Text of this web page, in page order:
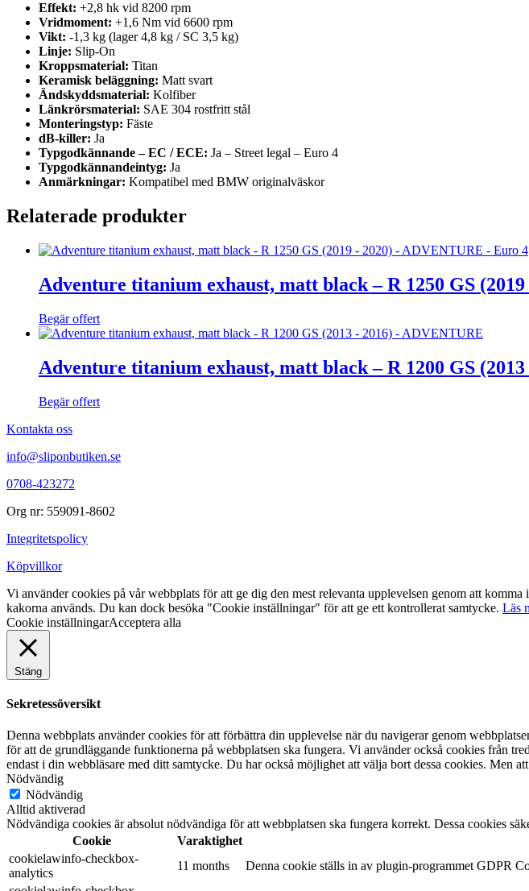
Effekt: +2,8 hk vid 8200 rpm
Vridmoment: +1,6 Nm vid 6600 rpm
Vikt: -1,3 kg (lager 4,8 kg / SC 3,5 kg)
Linje: Slip-On
Kroppsmaterial: Titan
Keramisk beläggning: Matt svart
Ändskyddsmaterial: Kolfiber
Länkrörsmaterial: SAE 304 rostfritt stål
Monteringstyp: Fäste
dB-killer: Ja
Typgodkännande – EC / ECE: Ja – Street legal – Euro 4
Typgodkännandeintyg: Ja
Anmärkningar: Kompatibel med BMW originalväskor
Relaterade produkter
Adventure titanium exhaust, matt black – R 1250 GS
Begär offert
Adventure titanium exhaust, matt black – R 1200 GS
Begär offert
Kontakta oss
info@sliponbutiken.se
0708-423272
Org nr: 559091-8602
Integritetspolicy
Köpvillkor
Vi använder cookies på vår webbplats för att ge dig den mest relevanta upplevelsen genom att
kakorna används. Du kan dock besöka "Cookie inställningar" för att ge ett kontrollerat samtycke. Läs
Cookie inställningarAcceptera alla
Stäng
Sekretessöversikt
Denna webbplats använder cookies för att förbättra din upplevelse när du navigerar genom
för att de grundläggande funktionerna på webbplatsen ska fungera. Vi använder också cookies från
endast i din webbläsare med ditt samtycke. Du har också möjlighet att välja bort dessa cookies. Men
Nödvändig
Nödvändig
Alltid aktiverad
Nödvändiga cookies är absolut nödvändiga för att webbplatsen ska fungera korrekt. Dessa cookies
Cookie
Varaktighet
cookielawinfo-checkbox-
analytics
11 months
Denna cookie ställs in av plugin-programmet GDPR